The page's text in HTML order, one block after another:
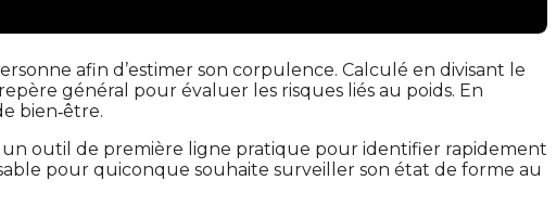
afin d’estimer son corpulence. Calculé en divisant le
général pour évaluer les risques liés au poids. En
bien‑être.
un outil de première ligne pratique pour identifier rapidement
pour quiconque souhaite surveiller son état de forme au